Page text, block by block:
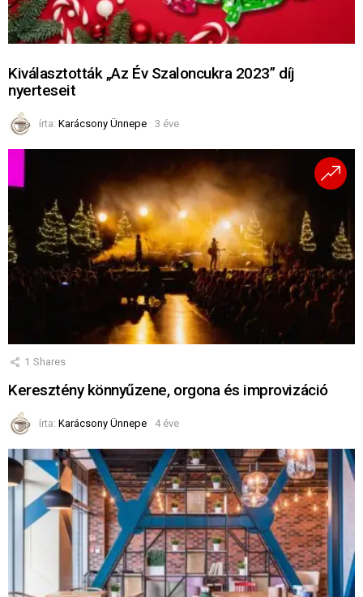
Kiválasztották „Az Év Szaloncukra 2023” díj
nyerteseit
írta: Karácsony Ünnepe 3 éve
1 Shares
Keresztény könnyűzene, orgona és improvizáció
írta: Karácsony Ünnepe 4 éve